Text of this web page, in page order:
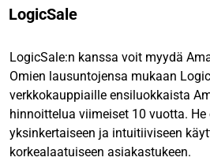
LogicSale
LogicSale:n kanssa voit myydä
Omien lausuntojensa mukaan
verkkokauppiaille ensiluokkaista
hinnoittelua viimeiset 10 vuotta.
yksinkertaiseen ja intuitiiviseen
korkealaatuiseen asiakastukeen.